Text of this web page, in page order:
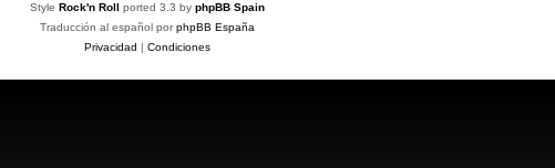
Style Rock'n Roll ported 3.3 by phpBB Spain
Traducción al español porphpBB España
Privacidad | Condiciones